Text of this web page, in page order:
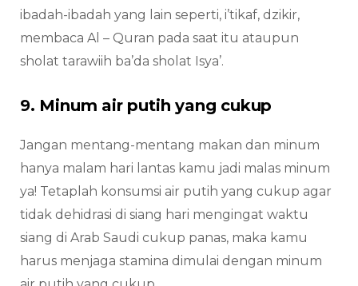
ibadah-ibadah yang lain seperti, i’tikaf, dzikir,
membaca Al – Quran pada saat itu ataupun
sholat tarawiih ba’da sholat Isya’.
9. Minum air putih yang cukup
Jangan mentang-mentang makan dan minum
hanya malam hari lantas kamu jadi malas minum
ya! Tetaplah konsumsi air putih yang cukup agar
tidak dehidrasi di siang hari mengingat waktu
siang di Arab Saudi cukup panas, maka kamu
harus menjaga stamina dimulai dengan minum